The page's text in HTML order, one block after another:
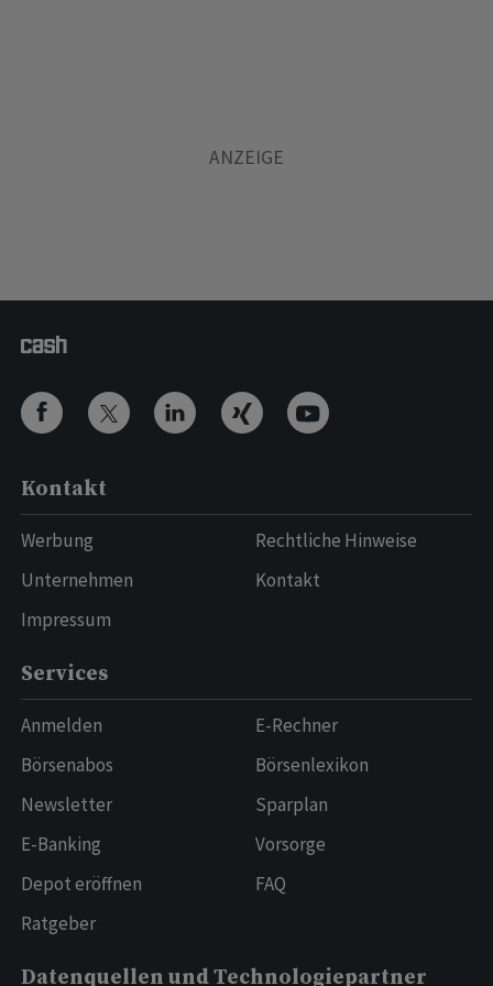
Kontakt
Werbung
Unternehmen
Impressum
Rechtliche Hinweise
Kontakt
Services
Anmelden
Börsenabos
Newsletter
E-Banking
Depot eröffnen
Ratgeber
E-Rechner
Börsenlexikon
Sparplan
Vorsorge
FAQ
Datenquellen und Technologiepartner